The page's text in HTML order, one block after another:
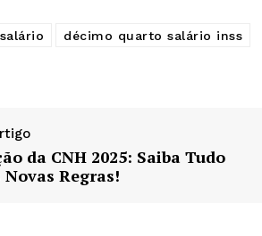
décimo quarto salário inss
da CNH 2025: Saiba Tudo
Novas Regras!